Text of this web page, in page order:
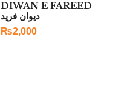
DIWAN E FAREED
دیوان فرید
₨2,000